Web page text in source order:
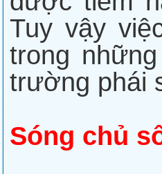
Tuy vậy
trong
trường phái
Sóng chủ